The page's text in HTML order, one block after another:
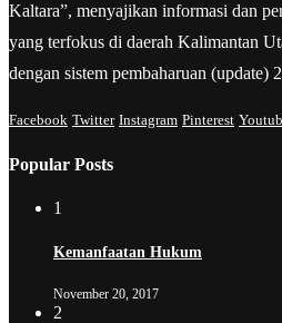
Kaltara”, menyajikan informasi dan
yang terfokus di daerah Kalimantan
dengan sistem pembaharuan (update)
Facebook Twitter Instagram Pinterest
Popular Posts
1
Kemanfaatan Hukum
November 20, 2017
2